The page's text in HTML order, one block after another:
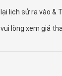
lịch sử ra vào &
lòng xem giá